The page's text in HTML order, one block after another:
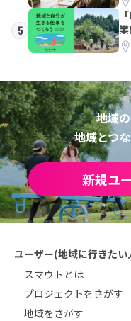
5
地域
地域とつ
新規ユ
ユーザー(地域に行きたい
スマウトとは
プロジェクトをさがす
地域をさがす